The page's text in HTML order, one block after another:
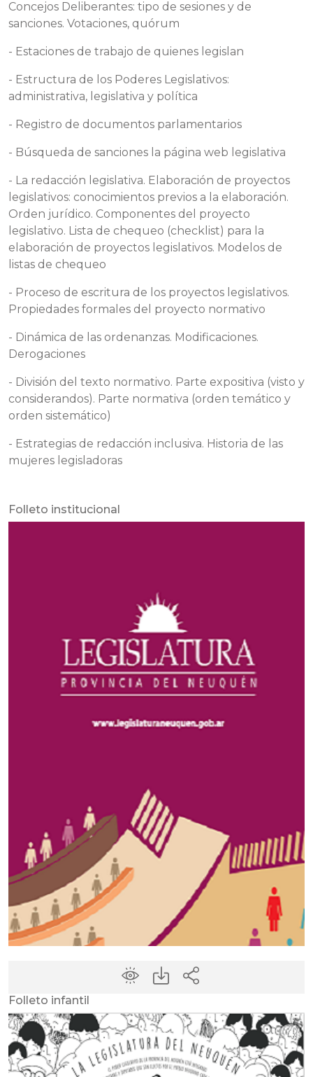
Concejos Deliberantes: tipo de sesiones y de
sanciones. Votaciones, quórum
- Estaciones de trabajo de quienes legislan
- Estructura de los Poderes Legislativos:
administrativa, legislativa y política
- Registro de documentos parlamentarios
- Búsqueda de sanciones la página web legislativa
- La redacción legislativa. Elaboración de proyectos
legislativos: conocimientos previos a la elaboración.
Orden jurídico. Componentes del proyecto
legislativo. Lista de chequeo (checklist) para la
elaboración de proyectos legislativos. Modelos de
listas de chequeo
- Proceso de escritura de los proyectos legislativos.
Propiedades formales del proyecto normativo
- Dinámica de las ordenanzas. Modificaciones.
Derogaciones
- División del texto normativo. Parte expositiva (visto y
considerandos). Parte normativa (orden temático y
orden sistemático)
- Estrategias de redacción inclusiva. Historia de las
mujeres legisladoras
Folleto institucional
Folleto infantil